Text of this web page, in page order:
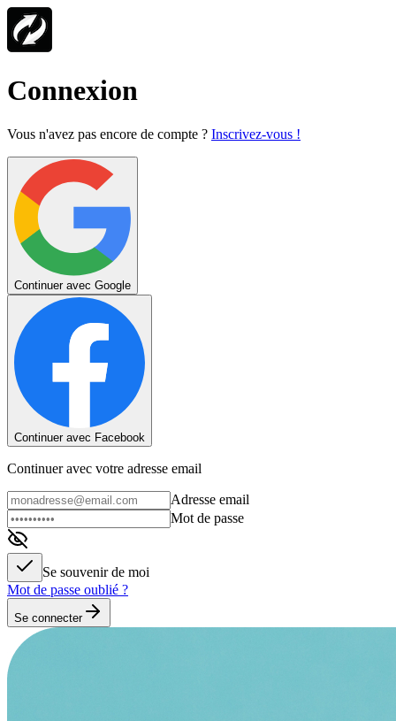
Connexion
Vous n'avez pas encore de compte ? Inscrivez-vous !
Continuer avec Google
Continuer avec Facebook
Continuer avec votre adresse email
Adresse email
Mot de passe
Se souvenir de moi
Mot de passe oublié ?
Se connecter